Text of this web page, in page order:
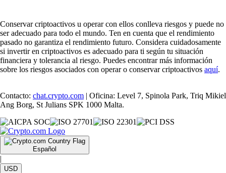
Conservar criptoactivos u operar con ellos conlleva riesgos y puede no
ser adecuado para todo el mundo. Ten en cuenta que el rendimiento
pasado no garantiza el rendimiento futuro. Considera cuidadosamente
si invertir en criptoactivos es adecuado para ti según tu situación
financiera y tolerancia al riesgo. Puedes encontrar más información
sobre los riesgos asociados con operar o conservar criptoactivos aquí.
Contacto: chat.crypto.com | Oficina: Level 7, Spinola Park, Triq Mikiel
Ang Borg, St Julians SPK 1000 Malta.
Español
|
USD